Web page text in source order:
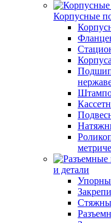
Корпусные
и детали